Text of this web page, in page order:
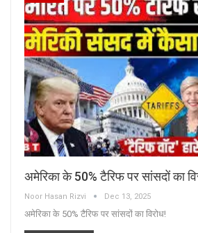
अमेरिका के 50% टैरिफ पर सांसदों का
Noor Hasan Rizvi Dec 13, 2025
अमेरिका के 50% टैरिफ पर सांसदों का विरोध!